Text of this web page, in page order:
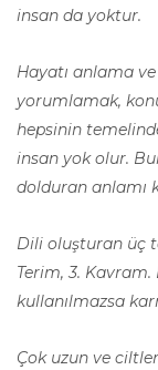
insan da yoktur.
Hayatı anlama
yorumlamak,
hepsinin
insan yok olur.
dolduran anlamı
Dili oluşturan üç
Terim, 3.
kullanılmazsa
Çok uzun ve